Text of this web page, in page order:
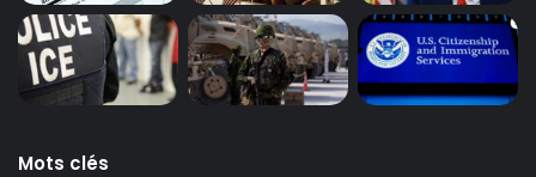
Mots clés